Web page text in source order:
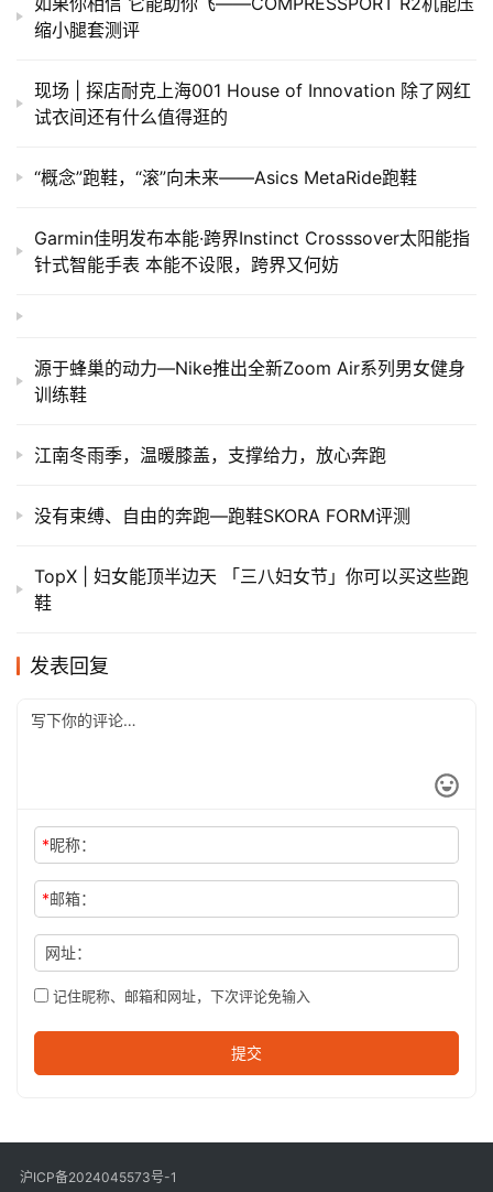
缩小腿套测评
现场 | 探店耐克上海001 House of Innovation 除了网红
试衣间还有什么值得逛的
“概念”跑鞋，“滚”向未来——Asics MetaRide跑鞋
Garmin佳明发布本能·跨界Instinct Crosssover太阳能指
针式智能手表 本能不设限，跨界又何妨
源于蜂巢的动力—Nike推出全新Zoom Air系列男女健身
训练鞋
江南冬雨季，温暖膝盖，支撑给力，放心奔跑
没有束缚、自由的奔跑—跑鞋SKORA FORM评测
TopX | 妇女能顶半边天 「三八妇女节」你可以买这些跑
鞋
发表回复
*昵称：
*邮箱：
网址：
记住昵称、邮箱和网址，下次评论免输入
提交
沪ICP备2024045573号-1